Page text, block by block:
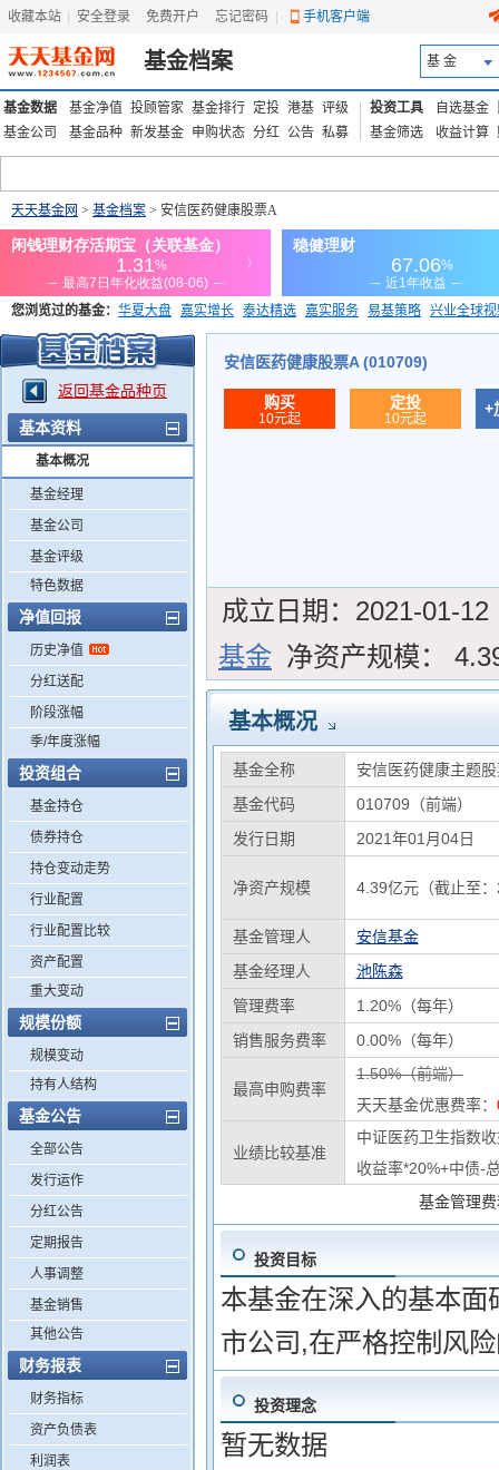
收藏本站 安全登录 免费开户 忘记密码 手机客户端
基金档案 基 金
基金数据 基金净值 投顾管家 基金排行 定投 港基 评级
基金公司
基金品种 新发基金 申购状态 分红 公告 私募
投资工具 自选基金
基金筛选
收益计算
天天基金网 > 基金档案 > 安信医药健康股票A
您浏览过的基金： 华夏大盘 嘉实增长 泰达精选 嘉实服务 易基策略 兴业全球
添富优势 华安宏利 上证180价值ETF
返回基金品种页
基本资料
基本概况
基金经理
基金公司
基金评级
特色数据
净值回报
历史净值
分红送配
阶段涨幅
季/年度涨幅
投资组合
基金持仓
债券持仓
持仓变动走势
行业配置
行业配置比较
资产配置
重大变动
规模份额
规模变动
持有人结构
基金公告
全部公告
发行运作
分红公告
定期报告
人事调整
基金销售
其他公告
财务报表
财务指标
资产负债表
利润表
安信医药健康股票A (010709)
购买
10元起
定投
10元起
+
成立日期： 2021-01-12
基金 净资产规模：
基本概况
基金全称
安信医药健康主题
基金代码
010709（前端）
发行日期
2021年01月04日
净资产规模 4.39亿元（截止至
基金管理人
安信基金
基金经理人
池陈森
管理费率
1.20%（每年）
销售服务费率
0.00%（每年）
最高申购费率
1.50%（前端）
天天基金优惠费率：
业绩比较基准
中证医药卫生指数
收益率*20%+中债-
基金管理
投资目标
本基金在深入的基本
市公司,在严格控制风
投资理念
暂无数据